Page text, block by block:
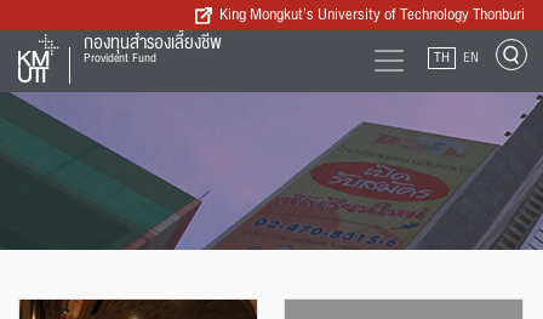
King Mongkut’s University of Technology Thonburi
กองทุนสำรองเลี้ยงชีพ
Provident Fund TH EN